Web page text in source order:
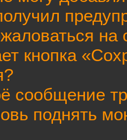
кнопка
сообщение
поднять